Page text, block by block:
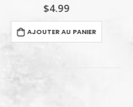
$4.99
AJOUTER AU PANIER